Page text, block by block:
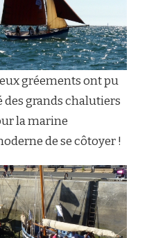
gréements ont pu
des grands chalutiers
la marine
de se côtoyer !